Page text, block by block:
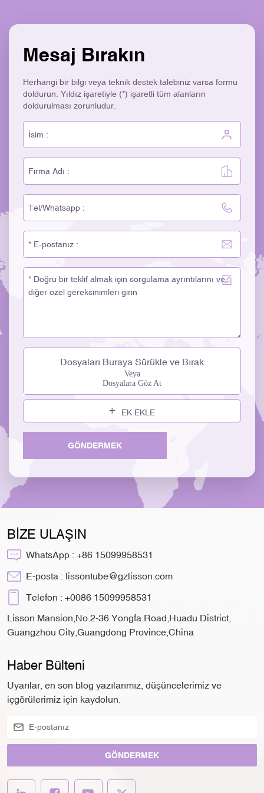
Mesaj Bırakın
Herhangi bir bilgi veya teknik destek talebiniz varsa formu
doldurun. Yıldız işaretiyle (*) işaretli tüm alanların
doldurulması zorunludur.
Dosyaları Buraya Sürükle ve Bırak
Veya
Dosyalara Göz At
EK EKLE
GÖNDERMEK
BİZE ULAŞIN
WhatsApp : +86 15099958531
E-posta : lissontube@gzlisson.com
Telefon : +0086 15099958531
Lisson Mansion,No.2-36 Yongfa Road,Huadu District,
Guangzhou City,Guangdong Province,China
Haber Bülteni
Uyarılar, en son blog yazılarımız, düşüncelerimiz ve
içgörülerimiz için kaydolun.
GÖNDERMEK